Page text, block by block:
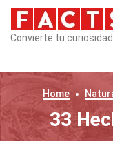
Convierte tu
Home
33